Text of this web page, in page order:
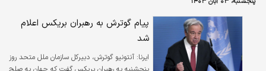
پیام گوترش به رهبران بریکس اعلام
شد
ایرنا: آنتونیو گوترش، دبیرکل سازمان ملل متحد روز